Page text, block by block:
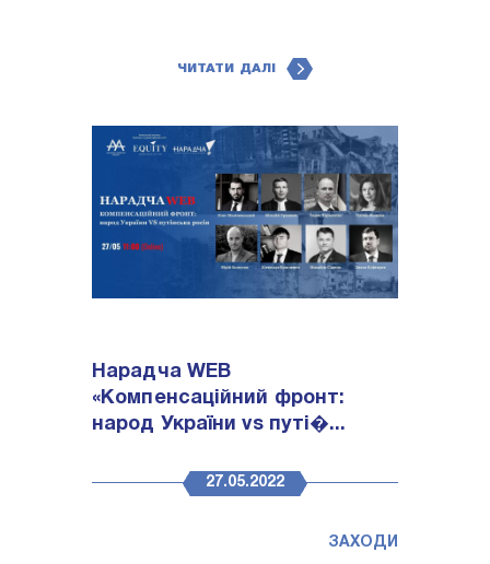
ЧИТАТИ ДАЛІ
Нарадча WEB
«Компенсаційний фронт:
народ України vs путі�...
27.05.2022
ЗАХОДИ